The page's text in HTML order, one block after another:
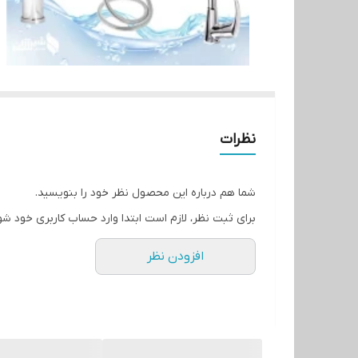
نظرات
شما هم درباره این محصول نظر خود را بنویسید.
برای ثبت نظر، لازم است ابتدا وارد حساب کاربری خود
افزودن نظر